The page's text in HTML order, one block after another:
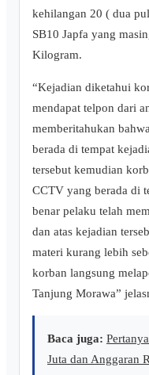
kehilangan 20 ( dua
SB10 Japfa yang
Kilogram.
“Kejadian diketahui
mendapat telpon dari
memberitahukan
berada di tempat
tersebut kemudian
CCTV yang berada di
benar pelaku telah
dan atas kejadian
materi kurang lebih
korban langsung
Tanjung Morawa”
Baca juga:
Juta dan Anggaran